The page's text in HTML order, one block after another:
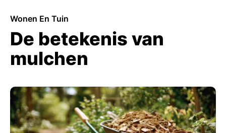
Wonen En Tuin
De betekenis van
mulchen